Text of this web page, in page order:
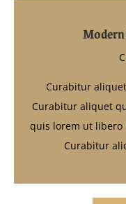
Curabitur
Curabitur aliquet
quis lorem ut libero
Curabitur